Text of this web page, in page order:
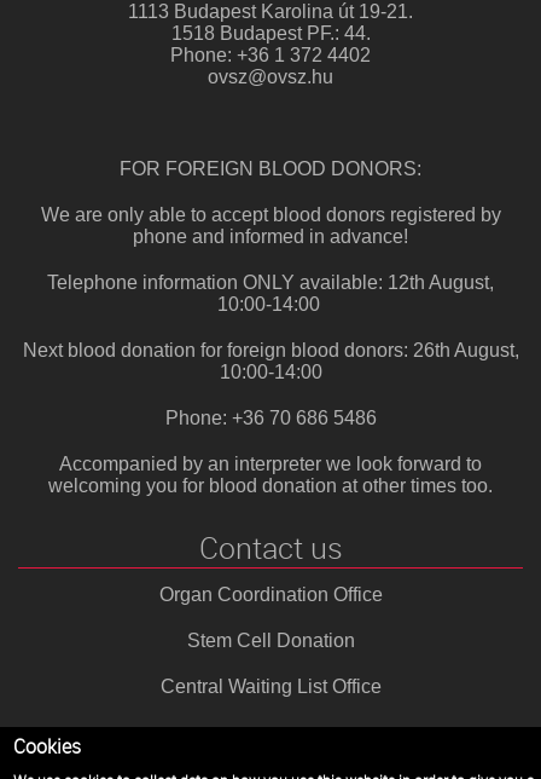
1113 Budapest Karolina út 19-21.
1518 Budapest PF.: 44.
Phone: +36 1 372 4402
ovsz@ovsz.hu
FOR FOREIGN BLOOD DONORS:
We are only able to accept blood donors registered by
phone and informed in advance!
Telephone information ONLY available: 12th August,
10:00-14:00
Next blood donation for foreign blood donors: 26th August,
10:00-14:00
Phone: +36 70 686 5486
Accompanied by an interpreter we look forward to
welcoming you for blood donation at other times too.
Contact us
Organ Coordination Office
Stem Cell Donation
Central Waiting List Office
Cookies